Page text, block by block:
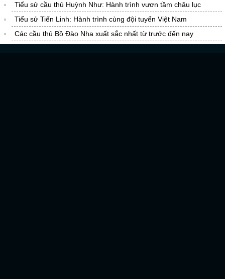
Tiểu sử cầu thủ Huỳnh Như: Hành trình vươn tầm châu lục
Tiểu sử Tiến Linh: Hành trình cùng đội tuyển Việt Nam
Các cầu thủ Bồ Đào Nha xuất sắc nhất từ trước đến nay